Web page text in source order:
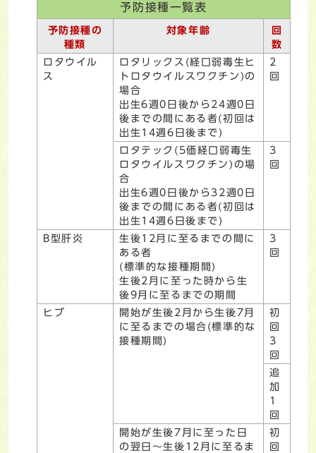
予防接種一覧表
予防接種の
種類
対象年齢
回
数
ロタウイル
ス
ロタリックス(経口弱毒生ヒ
トロタウイルスワクチン)の
場合
出生6週0日後から24週0日
後までの間にある者(初回は
出生14週6日後まで)
2
回
ロタテック(5価経口弱毒生
ロタウイルスワクチン)の場
合
出生6週0日後から32週0日
後までの間にある者(初回は
出生14週6日後まで)
3
回
B型肝炎
生後12月に至るまでの間に
ある者
(標準的な接種期間)
生後2月に至った時から生
後9月に至るまでの期間
3
回
ヒブ
開始が生後2月から生後7月
に至るまでの場合(標準的な
接種期間)
初
回
3
回
追
加
1
回
開始が生後7月に至った日
の翌日～生後12月に至るま
初
回